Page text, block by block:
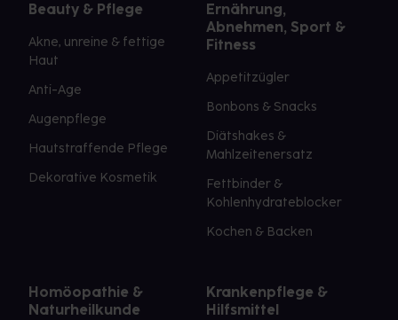
Beauty & Pflege
Akne, unreine & fettige
Haut
Anti-Age
Augenpflege
Hautstraffende Pflege
Dekorative Kosmetik
Ernährung,
Abnehmen, Sport &
Fitness
Appetitzügler
Bonbons & Snacks
Diätshakes &
Mahlzeitenersatz
Fettbinder &
Kohlenhydrateblocker
Kochen & Backen
Homöopathie &
Naturheilkunde
Krankenpflege &
Hilfsmittel